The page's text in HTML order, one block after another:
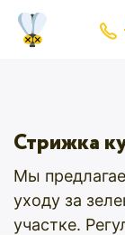
Стрижка
Мы
уходу за
участке.